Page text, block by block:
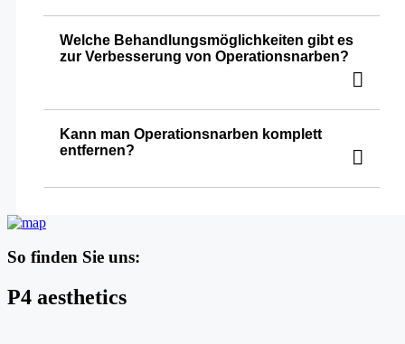
Welche Behandlungsmöglichkeiten gibt es
zur Verbesserung von Operationsnarben?
Kann man Operationsnarben komplett
entfernen?
So finden Sie uns:
P4 aesthetics